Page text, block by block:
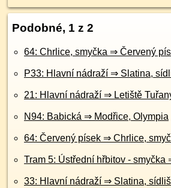
Podobné, 1 z 2
64: Chrlice, smyčka ⇒ Červený
P33: Hlavní nádraží ⇒ Slatina,
21: Hlavní nádraží ⇒ Letiště
N94: Babická ⇒ Modřice, Olympia
64: Červený písek ⇒ Chrlice,
Tram 5: Ústřední hřbitov -
33: Hlavní nádraží ⇒ Slatina,